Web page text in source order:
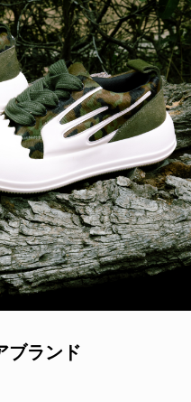
ブランド